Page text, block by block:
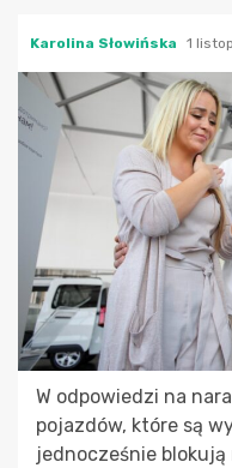
Karolina Słowińska 1
W odpowiedzi na
pojazdów, które są
jednocześnie